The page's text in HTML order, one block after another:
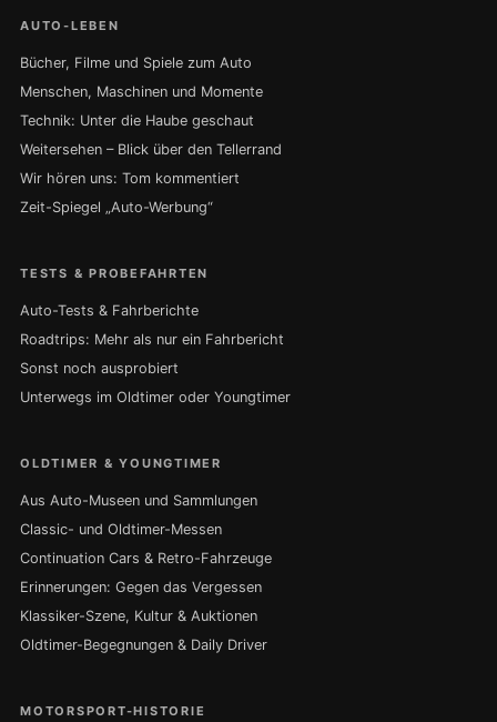
AUTO-LEBEN
Bücher, Filme und Spiele zum Auto
Menschen, Maschinen und Momente
Technik: Unter die Haube geschaut
Weitersehen – Blick über den Tellerrand
Wir hören uns: Tom kommentiert
Zeit-Spiegel „Auto-Werbung“
TESTS & PROBEFAHRTEN
Auto-Tests & Fahrberichte
Roadtrips: Mehr als nur ein Fahrbericht
Sonst noch ausprobiert
Unterwegs im Oldtimer oder Youngtimer
OLDTIMER & YOUNGTIMER
Aus Auto-Museen und Sammlungen
Classic- und Oldtimer-Messen
Continuation Cars & Retro-Fahrzeuge
Erinnerungen: Gegen das Vergessen
Klassiker-Szene, Kultur & Auktionen
Oldtimer-Begegnungen & Daily Driver
MOTORSPORT-HISTORIE